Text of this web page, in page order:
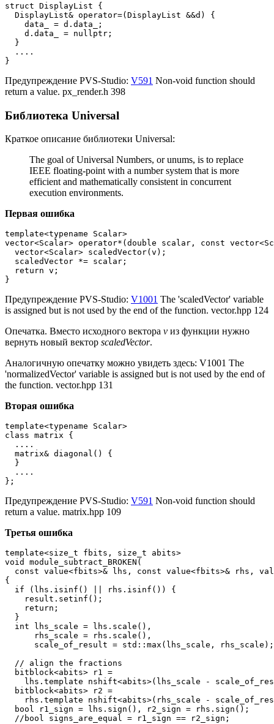
struct DisplayList {
  DisplayList& operator=(DisplayList &&d) {
    data_ = d.data_;
    d.data_ = nullptr;
  }
  ....
}
Предупреждение PVS-Studio: V591 Non-void function should
return a value. px_render.h 398
Библиотека Universal
Краткое описание библиотеки Universal:
The goal of Universal Numbers, or unums, is to replace
IEEE floating-point with a number system that is more
efficient and mathematically consistent in concurrent
execution environments.
Первая ошибка
template<typename Scalar>
vector<Scalar> operator*(double scalar, const
  vector<Scalar> scaledVector(v);
  scaledVector *= scalar;
  return v;
}
Предупреждение PVS-Studio: V1001 The 'scaledVector' variable
is assigned but is not used by the end of the function. vector.hpp 124
Опечатка. Вместо исходного вектора v из функции нужно
вернуть новый вектор scaledVector.
Аналогичную опечатку можно увидеть здесь: V1001 The
'normalizedVector' variable is assigned but is not used by the end of
the function. vector.hpp 131
Вторая ошибка
template<typename Scalar>
class matrix {
  ....
  matrix& diagonal() {
  }
  ....
};
Предупреждение PVS-Studio: V591 Non-void function should
return a value. matrix.hpp 109
Третья ошибка
template<size_t fbits, size_t abits>
void module_subtract_BROKEN(
const value<fbits>& lhs, const value<fbits>& rhs,
{
  if (lhs.isinf() || rhs.isinf()) {
    result.setinf();
    return;
  }
  int lhs_scale = lhs.scale(),
      rhs_scale = rhs.scale(),
      scale_of_result = std::max(lhs_scale, rhs_scale);
  // align the fractions
  bitblock<abits> r1 =
lhs.template nshift<abits>(lhs_scale -
  bitblock<abits> r2 =
rhs.template nshift<abits>(rhs_scale -
  bool r1_sign = lhs.sign(), r2_sign = rhs.sign();
  //bool signs_are_equal = r1_sign == r2_sign;